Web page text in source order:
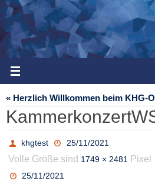
Zum
Inhalt
springen
« Herzlich Willkommen beim KHG-
khgtest 25/11/2021
Volle Größe sind 1749 × 2481 Pixel
25/11/2021